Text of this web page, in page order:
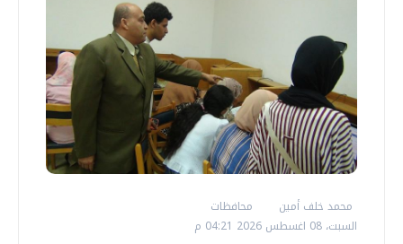
محمد خلف أمين
محافظات
السبت، 08 اغسطس 2026 04:21 م